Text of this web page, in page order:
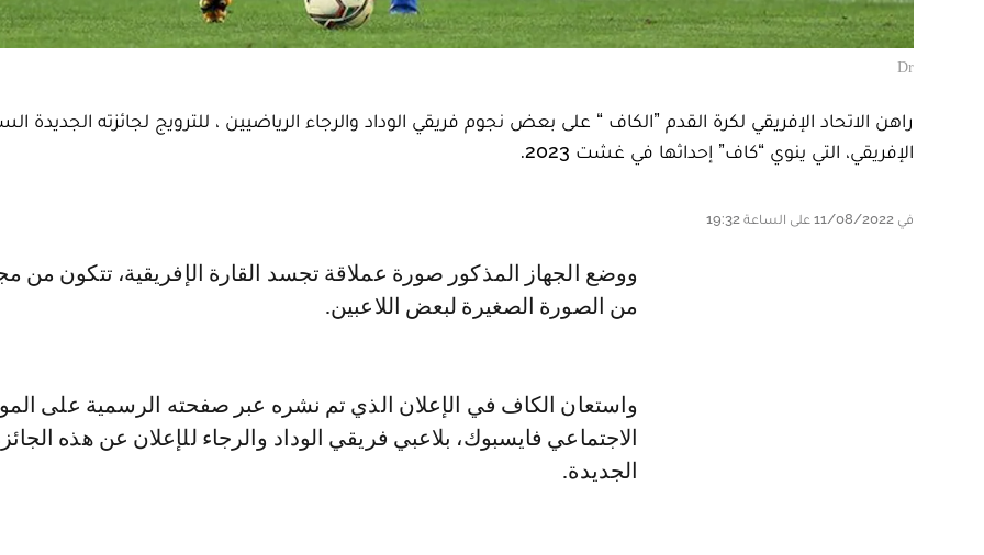
Dr
راهن الاتحاد الإفريقي لكرة القدم ”الكاف “ على بعض نجوم فريقي الوداد والرجاء الرياضيين ، للترويج لجائزته الجديدة
الإفريقي، التي ينوي “كاف” إحداثها في غشت 2023.
في 11/08/2022 على الساعة 19:32
ووضع الجهاز المذكور صورة عملاقة تجسد القارة الإفريقية، تتكون من مجموعة
من الصورة الصغيرة لبعض اللاعبين.
واستعان الكاف في الإعلان الذي تم نشره عبر صفحته الرسمية على
الاجتماعي فايسبوك، بلاعبي فريقي الوداد والرجاء للإعلان عن هذه
الجديدة.